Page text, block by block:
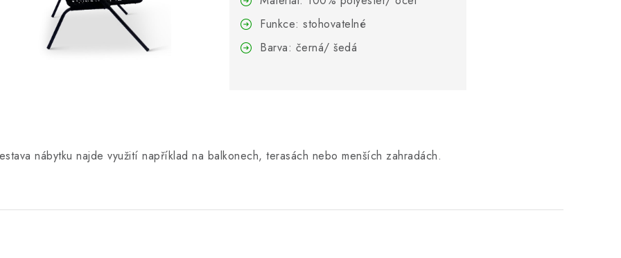
Funkce: stohovatelné
Barva: černá/ šedá
nábytku najde využití například na balkonech, terasách nebo menších zahradách.